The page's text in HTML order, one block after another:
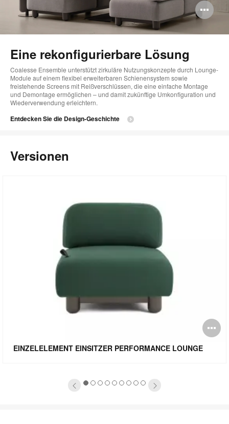
Eine rekonfigurierbare Lösung
Coalesse Ensemble unterstützt zirkuläre Nutzungskonzepte durch Lounge-
Module auf einem flexibel erweiterbaren Schienensystem sowie
freistehende Screens mit Reißverschlüssen, die eine einfache Montage
und Demontage ermöglichen – und damit zukünftige Umkonfiguration und
Wiederverwendung erleichtern.
Entdecken Sie die Design-Geschichte
Versionen
EINZELELEMENT EINSITZER PERFORMANCE LOUNGE
123456789